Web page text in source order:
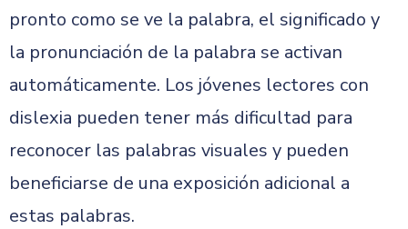
pronto como se ve la palabra, el significado y
la pronunciación de la palabra se activan
automáticamente. Los jóvenes lectores con
dislexia pueden tener más dificultad para
reconocer las palabras visuales y pueden
beneficiarse de una exposición adicional a
estas palabras.